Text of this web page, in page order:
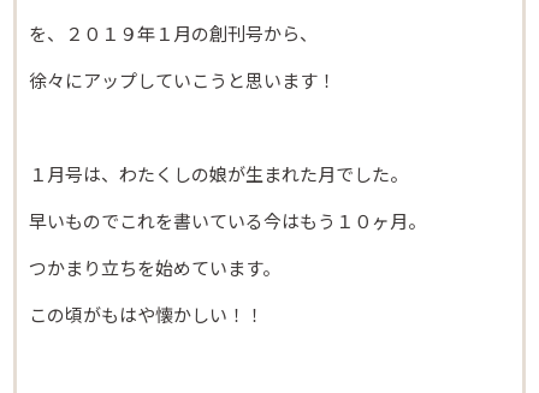
を、２０１９年１月の創刊号から、
徐々にアップしていこうと思います！
１月号は、わたくしの娘が生まれた月でした。
早いものでこれを書いている今はもう１０ヶ月。
つかまり立ちを始めています。
この頃がもはや懐かしい！！